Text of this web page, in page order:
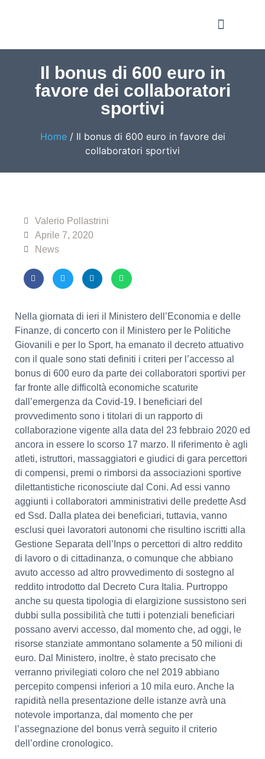
Il bonus di 600 euro in
favore dei collaboratori
sportivi
Home/ Il bonus di 600 euro in favore dei
collaboratori sportivi
Valerio Pollastrini
Aprile 7, 2020
News
Nella giornata di ieri il Ministero dell’Economia e delle
Finanze, di concerto con il Ministero per le Politiche
Giovanili e per lo Sport, ha emanato il decreto attuativo
con il quale sono stati definiti i criteri per l’accesso al
bonus di 600 euro da parte dei collaboratori sportivi per
far fronte alle difficoltà economiche scaturite
dall’emergenza da Covid-19. I beneficiari del
provvedimento sono i titolari di un rapporto di
collaborazione vigente alla data del 23 febbraio 2020 ed
ancora in essere lo scorso 17 marzo. Il riferimento è agli
atleti, istruttori, massaggiatori e giudici di gara percettori
di compensi, premi o rimborsi da associazioni sportive
dilettantistiche riconosciute dal Coni. Ad essi vanno
aggiunti i collaboratori amministrativi delle predette Asd
ed Ssd. Dalla platea dei beneficiari, tuttavia, vanno
esclusi quei lavoratori autonomi che risultino iscritti alla
Gestione Separata dell’Inps o percettori di altro reddito
di lavoro o di cittadinanza, o comunque che abbiano
avuto accesso ad altro provvedimento di sostegno al
reddito introdotto dal Decreto Cura Italia. Purtroppo
anche su questa tipologia di elargizione sussistono seri
dubbi sulla possibilità che tutti i potenziali beneficiari
possano avervi accesso, dal momento che, ad oggi, le
risorse stanziate ammontano solamente a 50 milioni di
euro. Dal Ministero, inoltre, è stato precisato che
verranno privilegiati coloro che nel 2019 abbiano
percepito compensi inferiori a 10 mila euro. Anche la
rapidità nella presentazione delle istanze avrà una
notevole importanza, dal momento che per
l’assegnazione del bonus verrà seguito il criterio
dell’ordine cronologico.